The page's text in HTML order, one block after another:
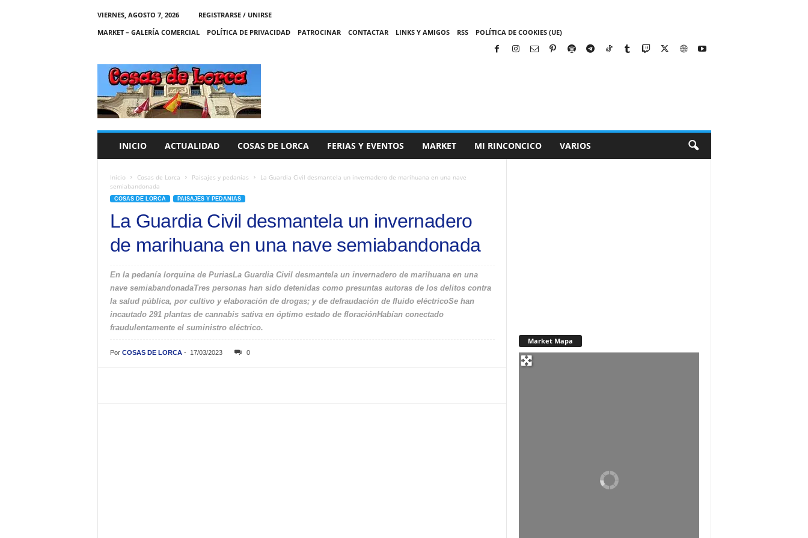
VIERNES, AGOSTO 7, 2026
REGISTRARSE / UNIRSE
MARKET – GALERÍA COMERCIAL
POLÍTICA DE PRIVACIDAD PATROCINAR CONTACTAR LINKS Y AMIGOS RSS POLÍTICA DE COOKIES (UE)
C
A
S
INICIO ACTUALIDAD COSAS DE LORCA FERIAS Y EVENTOS MARKET MI RINCONCICO VARIOS
Inicio Cosas de Lorca Paisajes y pedanias
La Guardia Civil desmantela un invernadero de marihuana en una nave
semiabandonada
COSAS DE LORCA PAISAJES Y PEDANIAS
La Guardia Civil desmantela un invernadero
de marihuana en una nave semiabandonada
En la pedanía lorquina de PuriasLa Guardia Civil desmantela un invernadero de marihuana en una
nave semiabandonadaTres personas han sido detenidas como presuntas autoras de los delitos contra
la salud pública, por cultivo y elaboración de drogas; y de defraudación de fluido eléctricoSe han
incautado 291 plantas de cannabis sativa en óptimo estado de floraciónHabían conectado
fraudulentamente el suministro eléctrico.
Por COSAS DE LORCA- 17/03/2023 0
Market Mapa